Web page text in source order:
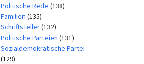
Politische Rede (138)
Familien (135)
Schriftsteller(132)
Politische Parteien (131)
Sozialdemokratische Partei
(129)